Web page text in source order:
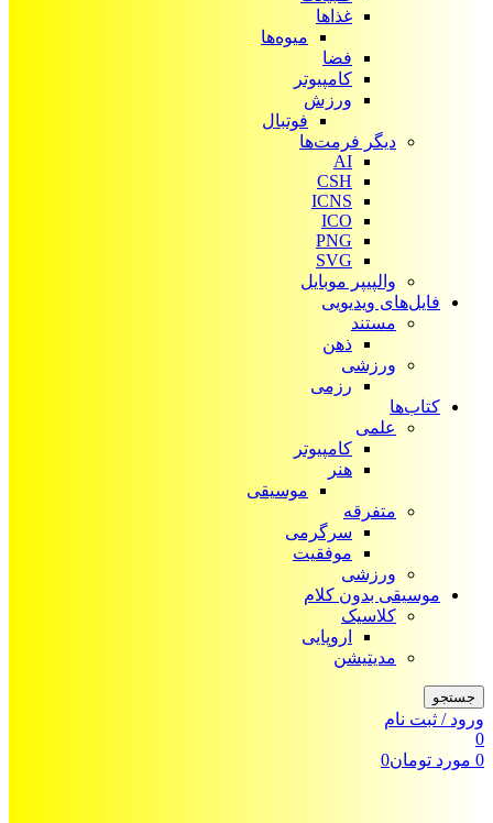
غذاها
میوه‌ها
فضا
کامپیوتر
ورزش
فوتبال
دیگر فرمت‌ها
AI
CSH
ICNS
ICO
PNG
SVG
والپیپر موبایل
فایل‌های ویدیویی
مستند
ذهن
ورزشی
رزمی
کتاب‌ها
علمی
کامپیوتر
هنر
موسیقی
متفرقه
سرگرمی
موفقیت
ورزشی
موسیقی بدون کلام
کلاسیک
اروپایی
مدیتیشن
جستجو
ورود / ثبت نام
0
0 مورد تومان0